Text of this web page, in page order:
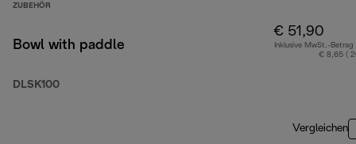
ZUBEHÖR
Bowl with paddle
DLSK100
€ 51,90
Inklusive MwSt.-Betrag
€ 8,65 (
Vergleichen